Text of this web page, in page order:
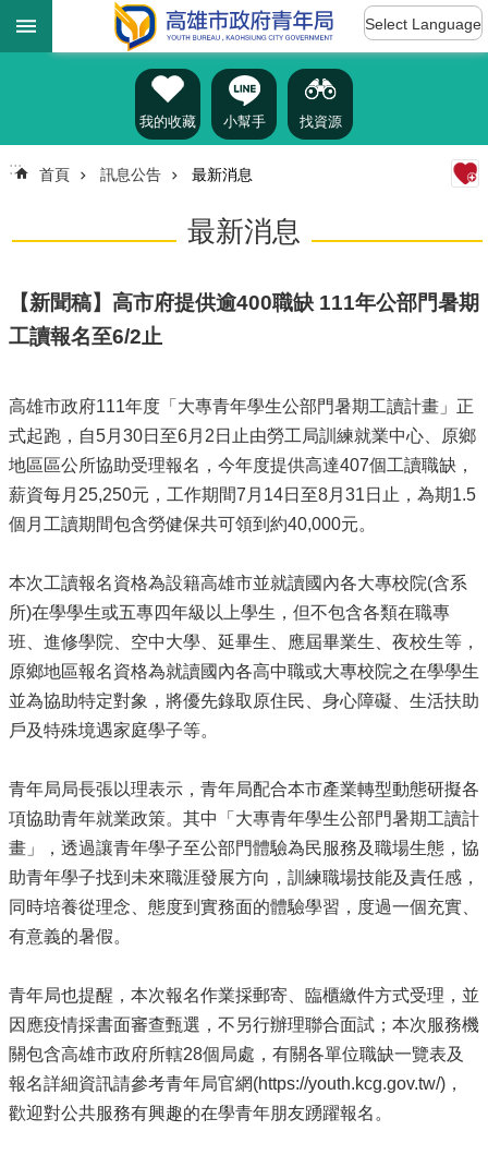
跳到主要內容區塊
識
訊
息
告
雄
青
資
源
題
專
區
民
服
務
開
資
訊
網
站
導
局
長
信
箱
雙
Select Language
我的收藏 小幫手 找資源
::: 首頁 訊息公告 最新消息
最新消息
【新聞稿】高市府提供逾400職缺 111年公部門暑期
工讀報名至6/2止
高雄市政府111年度「大專青年學生公部門暑期工讀計畫」正
式起跑，自5月30日至6月2日止由勞工局訓練就業中心、原鄉
地區區公所協助受理報名，今年度提供高達407個工讀職缺，
薪資每月25,250元，工作期間7月14日至8月31日止，為期1.5
個月工讀期間包含勞健保共可領到約40,000元。
本次工讀報名資格為設籍高雄市並就讀國內各大專校院(含系
所)在學學生或五專四年級以上學生，但不包含各類在職專
班、進修學院、空中大學、延畢生、應屆畢業生、夜校生等，
原鄉地區報名資格為就讀國內各高中職或大專校院之在學學生
並為協助特定對象，將優先錄取原住民、身心障礙、生活扶助
戶及特殊境遇家庭學子等。
青年局局長張以理表示，青年局配合本市產業轉型動態研擬各
項協助青年就業政策。其中「大專青年學生公部門暑期工讀計
畫」，透過讓青年學子至公部門體驗為民服務及職場生態，協
助青年學子找到未來職涯發展方向，訓練職場技能及責任感，
同時培養從理念、態度到實務面的體驗學習，度過一個充實、
有意義的暑假。
青年局也提醒，本次報名作業採郵寄、臨櫃繳件方式受理，並
因應疫情採書面審查甄選，不另行辦理聯合面試；本次服務機
關包含高雄市政府所轄28個局處，有關各單位職缺一覽表及
報名詳細資訊請參考青年局官網(https://youth.kcg.gov.tw/)，
歡迎對公共服務有興趣的在學青年朋友踴躍報名。